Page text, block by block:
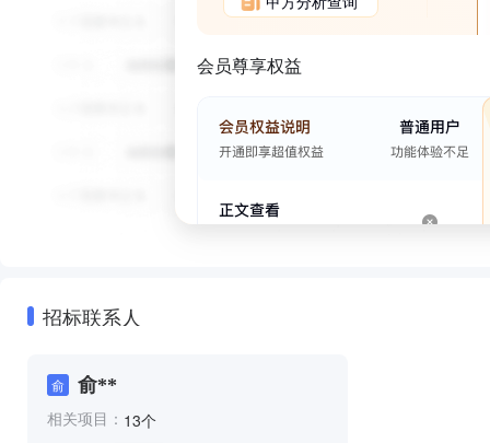
会员尊享权益
招标联系人
俞 俞**
相关项目： 13个